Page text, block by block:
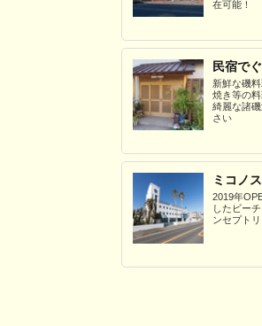
在可能！
民宿で
新鮮な磯
焼き等の
綺麗な諸
さい
ミコノ
2019年
したビー
ンセプト